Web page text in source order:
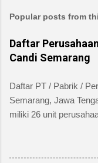
Popular posts from
Daftar
Candi Semarang
Daftar PT / Pabrik /
Semarang, Jawa
miliki 26 unit
Kecamatan Ngaliyan
dibangun , jalan 20 s/d